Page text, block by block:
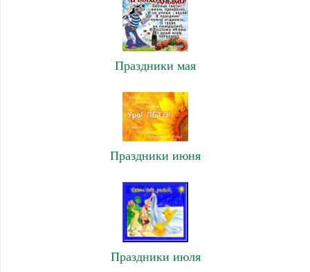
Праздники мая
Праздники июня
Праздники июля